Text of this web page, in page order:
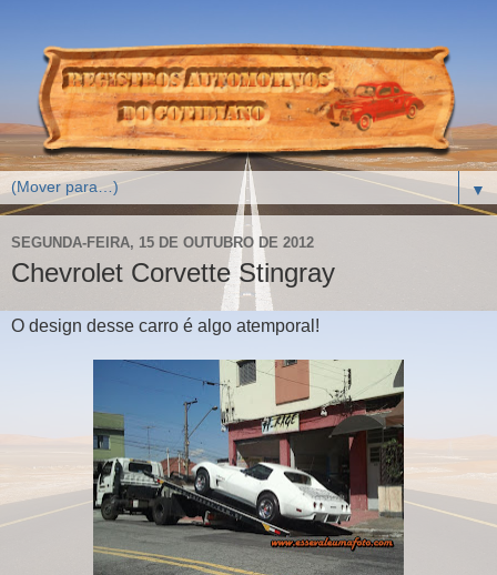
▼
SEGUNDA-FEIRA, 15 DE OUTUBRO DE 2012
Chevrolet Corvette Stingray
O design desse carro é algo atemporal!